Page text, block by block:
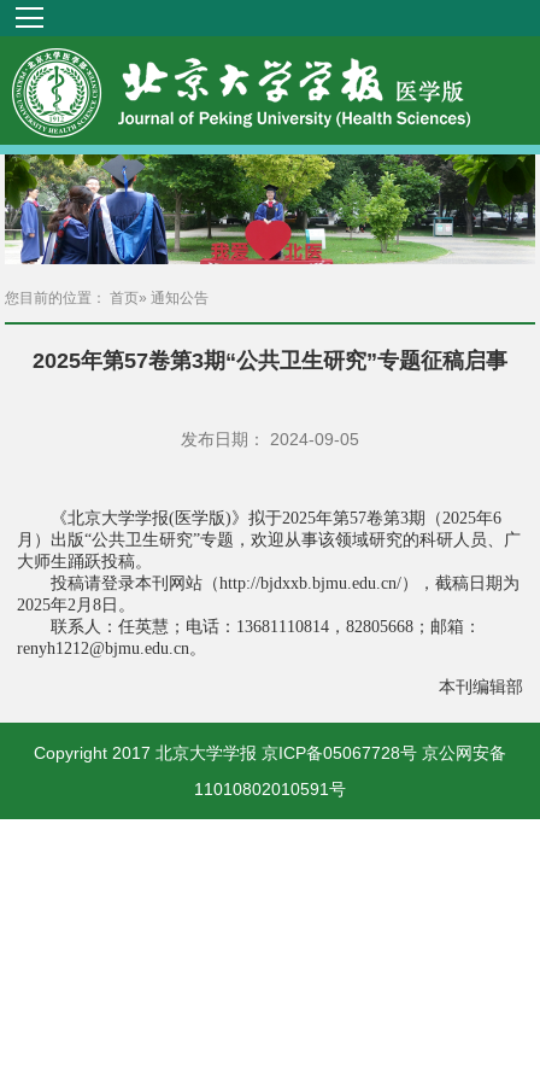
您目前的位置：首页» 通知公告
2025年第57卷第3期“公共卫生研究”专题征稿启事
发布日期： 2024-09-05
《北京大学学报(医学版)》拟于2025年第57卷第3期（2025年6
月）出版“公共卫生研究”专题，欢迎从事该领域研究的科研人员、广
大师生踊跃投稿。
投稿请登录本刊网站（http://bjdxxb.bjmu.edu.cn/），截稿日期为
2025年2月8日。
联系人：任英慧；电话： 13681110814 ，82805668 ；邮箱：
renyh1212@bjmu.edu.cn。
本刊编辑部
Copyright 2017 北京大学学报 京ICP备05067728号 京公网安备
11010802010591号